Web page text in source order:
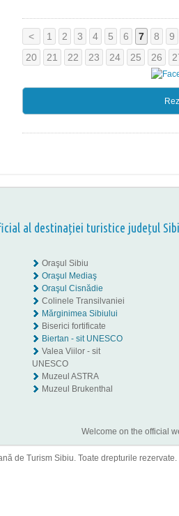
< 1 2 3 4 5 6 7 8
9
20
21 22 23 24 25 26
al destinației turistice județul
Oraşul Sibiu
Oraşul Mediaş
Oraşul Cisnădie
Colinele Transilvaniei
Mărginimea Sibiului
Biserici fortificate
Biertan - sit UNESCO
Valea Viilor - sit
UNESCO
Muzeul ASTRA
Muzeul Brukenthal
Welcome on the official
de Turism Sibiu. Toate drepturile rezervate.